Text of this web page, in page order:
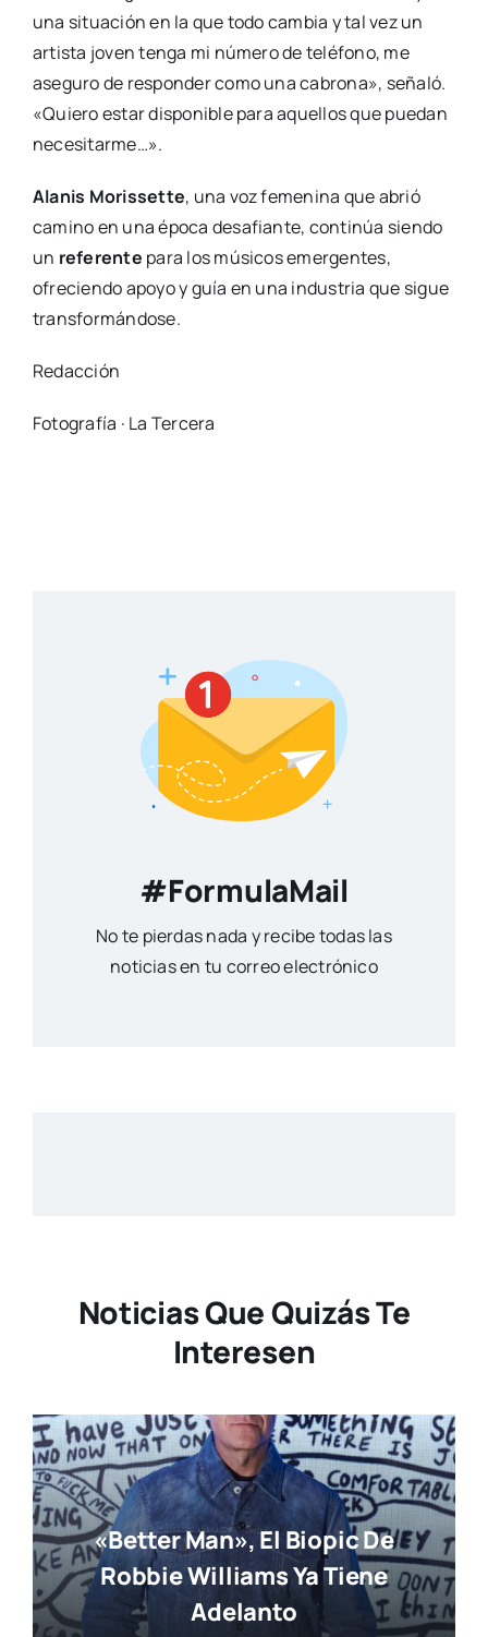
una situación en la que todo cambia y tal vez un
artista joven tenga mi número de teléfono, me
aseguro de responder como una cabrona», señaló.
«Quiero estar disponible para aquellos que puedan
necesitarme…».
Alanis Morissette, una voz femenina que abrió
camino en una época desafiante, continúa siendo
un referente para los músicos emergentes,
ofreciendo apoyo y guía en una industria que sigue
transformándose.
Redacción
Fotografía · La Tercera
#FormulaMail
No te pierdas nada y recibe todas las
noticias en tu correo electrónico
Noticias Que Quizás Te
Interesen
«Better Man», El Biopic De
Robbie Williams Ya Tiene
Adelanto